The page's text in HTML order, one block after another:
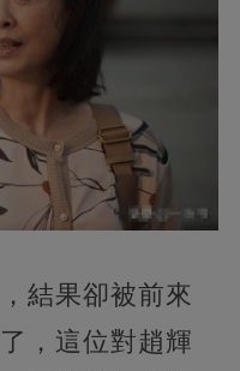
結果卻被前來
，這位對趙輝